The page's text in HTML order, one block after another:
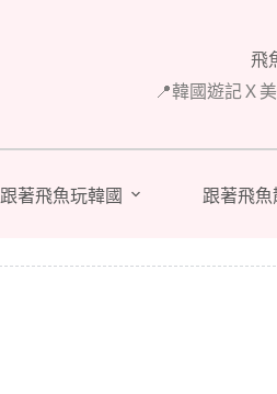
飛
📍韓國遊記Ｘ
跟著飛魚玩韓國 跟著飛魚